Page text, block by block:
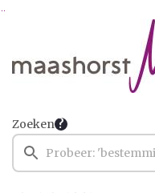
Ga naar de inhoud van deze
Zoeken